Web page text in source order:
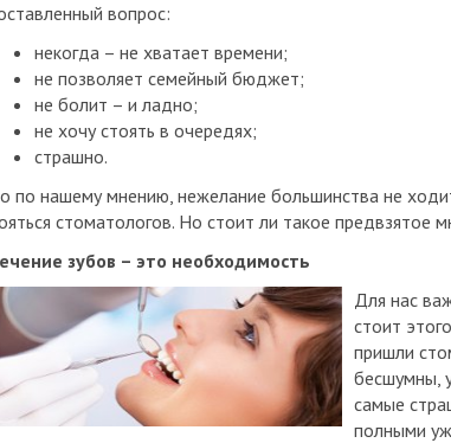
вопрос:
некогда – не хватает времени;
не позволяет семейный бюджет;
не болит – и ладно;
не хочу стоять в очередях;
страшно.
по нашему мнению, нежелание большинства не
стоматологов. Но стоит ли такое предвзятое
зубов – это необходимость
Для нас
стоит
пришли
бесшумны,
самые
полными